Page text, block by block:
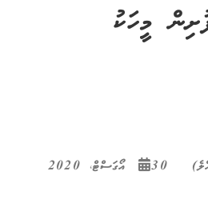
މީހަކު
30 އޯގަސްޓް، 2020